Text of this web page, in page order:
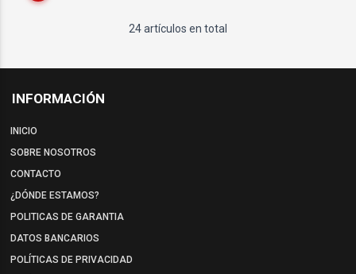
24 artículos en total
INFORMACIÓN
INICIO
SOBRE NOSOTROS
CONTACTO
¿DÓNDE ESTAMOS?
POLITICAS DE GARANTIA
DATOS BANCARIOS
POLÍTICAS DE PRIVACIDAD